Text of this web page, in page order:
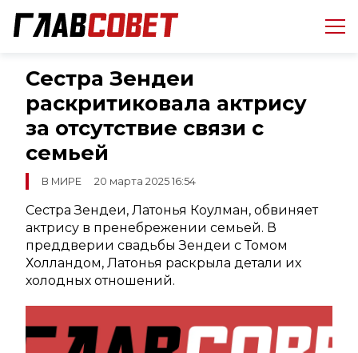
Сестра Зендеи
раскритиковала актрису
за отсутствие связи с
семьей
В МИРЕ 20 марта 2025 16:54
Сестра Зендеи, Латонья Коулман, обвиняет
актрису в пренебрежении семьей. В
преддверии свадьбы Зендеи с Томом
Холландом, Латонья раскрыла детали их
холодных отношений.